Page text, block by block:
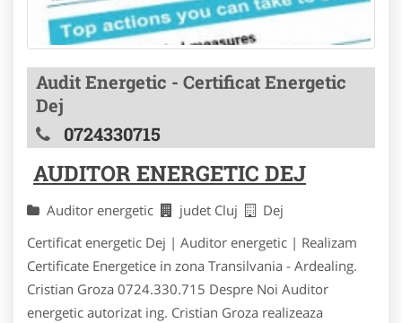
Audit Energetic - Certificat Energetic
Dej
0724330715
AUDITOR ENERGETIC DEJ
Auditor energetic judet Cluj
Dej
Certificat energetic Dej | Auditor energetic | Realizam
Certificate Energetice in zona Transilvania - Ardealing.
Cristian Groza 0724.330.715 Despre Noi Auditor
energetic autorizat ing. Cristian Groza realizeaza